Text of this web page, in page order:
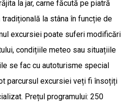
la jar, carne făcută pe piatră
la stâna în funcție de
excursiei poate suferi modificări
condițiile meteo sau situațiile
se fac cu autoturisme special
parcursul excursiei veți fi însoțiți
Prețul programului: 250